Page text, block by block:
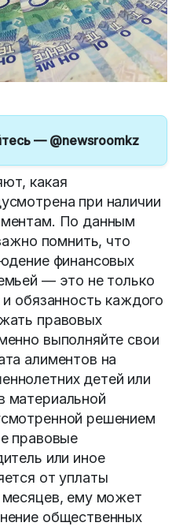
— @newsroomkz
какая
при наличии
По данным
помнить, что
финансовых
— это не только
обязанность каждого
правовых
выполняйте свои
алиментов на
детей или
материальной
решением
правовые
или иное
от уплаты
месяцев, ему может
общественных